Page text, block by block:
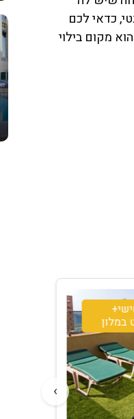
כדאי לכם
מקום בילוי
›